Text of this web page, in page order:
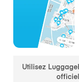
Utilisez